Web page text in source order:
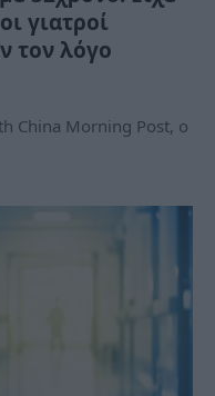
γιατροί
τον λόγο
China Morning Post, ο